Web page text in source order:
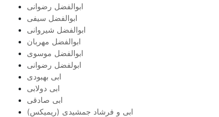
ابوالفضل رضوانی
ابوالفضل سیفی
ابوالفضل شیروانی
ابوالفضل مهربان
ابوالفضل موسوی
ابولفضل رضوانی
ابی بهبودی
ابی دولابی
ابی صادقی
ابی و فرشاد جمشیدی (ریمیکس)